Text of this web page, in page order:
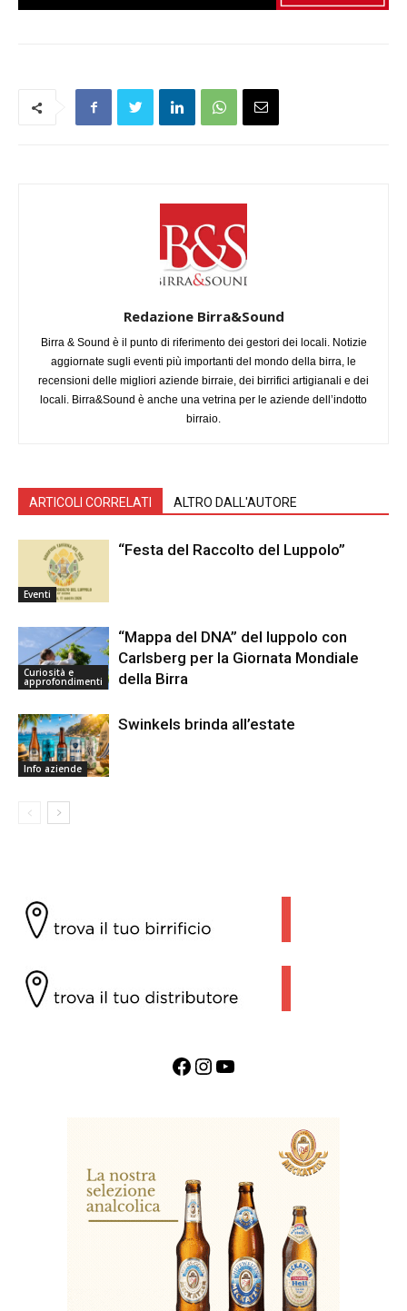
Redazione Birra&Sound
Birra & Sound è il punto di riferimento dei gestori dei locali. Notizie
aggiornate sugli eventi più importanti del mondo della birra, le
recensioni delle migliori aziende birraie, dei birrifici artigianali e dei
locali. Birra&Sound è anche una vetrina per le aziende dell’indotto
birraio.
ARTICOLI CORRELATI ALTRO DALL'AUTORE
Eventi
“Festa del Raccolto del Luppolo”
Curiosità e
approfondimenti
“Mappa del DNA” del luppolo con
Carlsberg per la Giornata Mondiale
della Birra
Info aziende
Swinkels brinda all’estate
Facebook InstagramYouTube